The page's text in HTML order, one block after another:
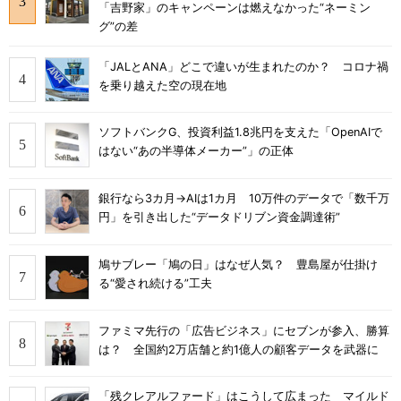
「吉野家」のキャンペーンは燃えなかった“ネーミン
グ”の差
「JALとANA」どこで違いが生まれたのか？ コロナ禍
を乗り越えた空の現在地
ソフトバンクG、投資利益1.8兆円を支えた「OpenAIで
はない“あの半導体メーカー”」の正体
銀行なら3カ月→AIは1カ月 10万件のデータで「数千万
円」を引き出した“データドリブン資金調達術”
鳩サブレー「鳩の日」はなぜ人気？ 豊島屋が仕掛け
る“愛され続ける”工夫
ファミマ先行の「広告ビジネス」にセブンが参入、勝算
は？ 全国約2万店舗と約1億人の顧客データを武器に
「残クレアルファード」はこうして広まった マイルド